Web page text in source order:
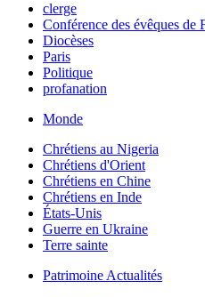
clerge
Conférence des évêques de
Diocèses
Paris
Politique
profanation
Monde
Chrétiens au Nigeria
Chrétiens d'Orient
Chrétiens en Chine
Chrétiens en Inde
États-Unis
Guerre en Ukraine
Terre sainte
Patrimoine Actualités